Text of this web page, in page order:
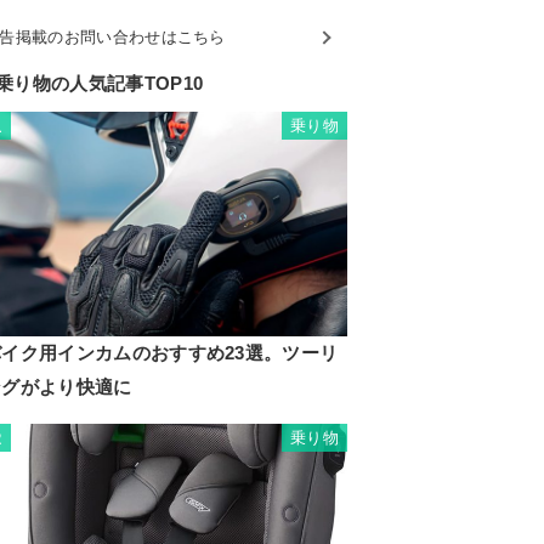
掲載のお問い合わせはこちら
り物の人気記事TOP10
乗り物
ク用インカムのおすすめ23選。ツーリ
がより快適に
乗り物